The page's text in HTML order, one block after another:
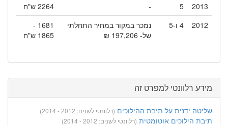
2013
5
-
2264 ש"ח
2012
4 ו-5
נמכר במקור במחיר התחלתי
של- 197,206 ₪
1681 -
1865 ש"ח
מידע רלוונטי למפרט זה
שליטה ידנית על תיבת ההילוכים (רלוונטי לשנים: 2012 - 2014)
תיבת הילוכים אוטומטית (רלוונטי לשנים: 2012 - 2014)